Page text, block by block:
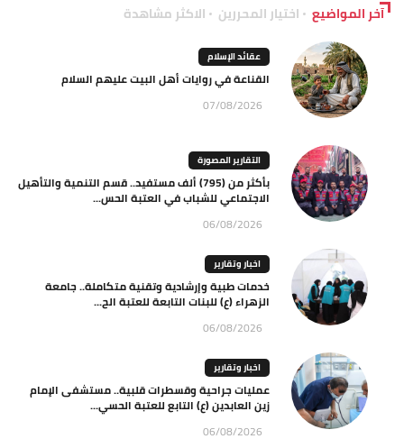
آخر المواضيع اختيار المحررين الاكثر مشاهدة
عقائد الإسلام
القناعة في روايات أهل البيت عليهم السلام
07/08/2026
التقارير المصورة
بأكثر من (795) ألف مستفيد.. قسم التنمية والتأهيل
الاجتماعي للشباب في العتبة الحس...
06/08/2026
اخبار وتقارير
خدمات طبية وإرشادية وتقنية متكاملة.. جامعة
الزهراء (ع) للبنات التابعة للعتبة الح...
06/08/2026
اخبار وتقارير
عمليات جراحية وقسطرات قلبية.. مستشفى الإمام
زين العابدين (ع) التابع للعتبة الحسي...
06/08/2026